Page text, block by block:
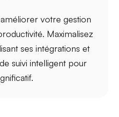
votre gestion
. Maximalisez
ses intégrations et
suivi intelligent pour